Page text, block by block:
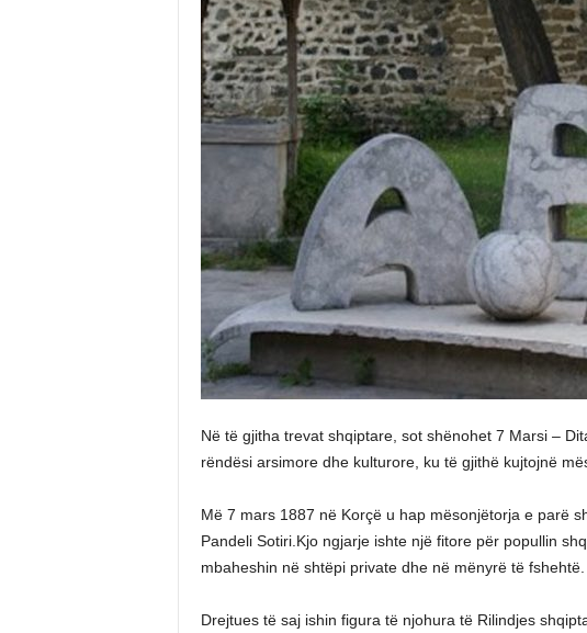
Në të gjitha trevat shqiptare, sot shënohet 7 Marsi –
rëndësi arsimore dhe kulturore, ku të gjithë kujtojnë
Më 7 mars 1887 në Korçë u hap mësonjëtorja e parë
Pandeli Sotiri.Kjo ngjarje ishte një fitore për popullin
mbaheshin në shtëpi private dhe në mënyrë të
Drejtues të saj ishin figura të njohura të Rilindjes